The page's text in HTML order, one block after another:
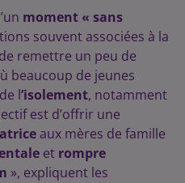
moment « sans
souvent associées à la
remettre un peu de
beaucoup de jeunes
l’isolement, notamment
est d’offrir une
aux mères de famille
et rompre
», expliquent les